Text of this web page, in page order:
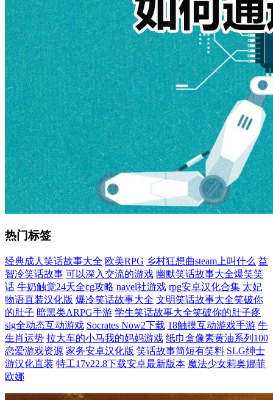
热门标签
经典成人笑话故事大全 欧美RPG 乡村狂想曲steam上叫什么 益
智冷笑话故事 可以深入交流的游戏 幽默笑话故事大全爆笑笑
话 牛奶触觉24天全cg攻略 navel社游戏 rpg安卓汉化合集 太妃
物语直装汉化版 爆冷笑话故事大全 文明笑话故事大全笑破你
的肚子 暗黑类ARPG手游 学生笑话故事大全笑破你的肚子疼
slg全动态互动游戏 Socrates Now2下载 18触摸互动游戏手游 牛
生肖运势 拉大车的小马我的妈妈游戏 纸巾盒像素黄油系列100
恋爱游戏资源 家务安卓汉化版 笑话故事简短有笑料 SLG绅士
游汉化直装 特工17v22.8下载安卓最新版本 魔法少女莉奥娜菲
欧娜